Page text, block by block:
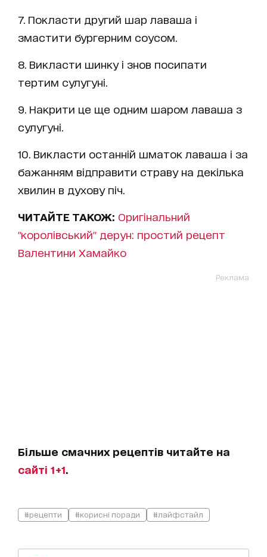
7. Покласти другий шар лаваша і
змастити бургерним соусом.
8. Викласти шинку і знов посипати
тертим сулугуні.
9. Накрити це ще одним шаром лаваша з
сулугуні.
10. Викласти останній шматок лаваша і за
бажанням відправити страву на декілька
хвилин в духову піч.
ЧИТАЙТЕ ТАКОЖ: Оригінальний
"королівський" дерун: простий рецепт
Валентини Хамайко
Реклама
Більше смачних рецептів читайте на
сайті 1+1
#рецепти #корисні поради #лайфстайл